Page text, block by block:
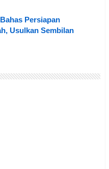
Persiapan
Usulkan Sembilan